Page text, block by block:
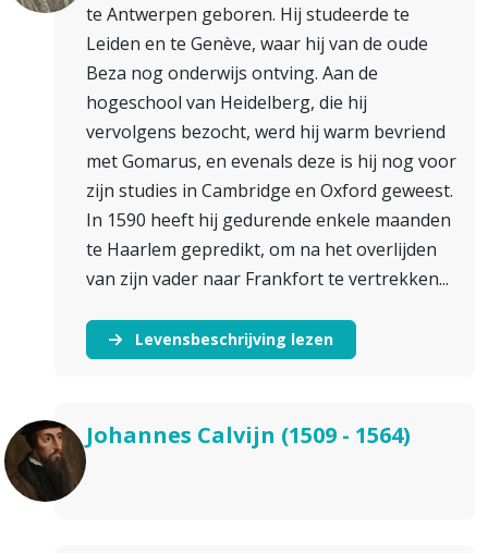
te Antwerpen geboren. Hij studeerde te
Leiden en te Genève, waar hij van de oude
Beza nog onderwijs ontving. Aan de
hogeschool van Heidelberg, die hij
vervolgens bezocht, werd hij warm bevriend
met Gomarus, en evenals deze is hij nog voor
zijn studies in Cambridge en Oxford geweest.
In 1590 heeft hij gedurende enkele maanden
te Haarlem gepredikt, om na het overlijden
van zijn vader naar Frankfort te vertrekken...
Levensbeschrijving lezen
Johannes Calvijn (1509 - 1564)